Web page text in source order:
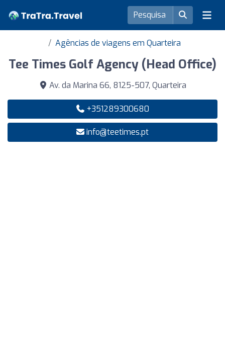
Agências de viagens em Quarteira
Tee Times Golf Agency (Head Office)
Av. da Marina 66, 8125-507, Quarteira
+351289300680
info@teetimes.pt